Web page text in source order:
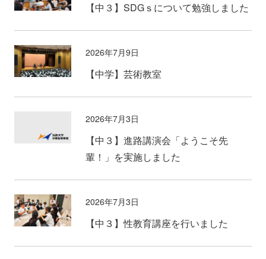
【中３】SDGｓについて勉強しました
2026年7月9日
【中学】芸術教室
2026年7月3日
【中３】進路講演会「ようこそ先
輩！」を実施しました
2026年7月3日
【中３】性教育講座を行いました